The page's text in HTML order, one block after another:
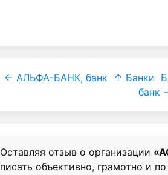
← АЛЬФА-БАНК, банк ↑ Банки
банк
Оставляя отзыв о организации
писать объективно, грамотно и